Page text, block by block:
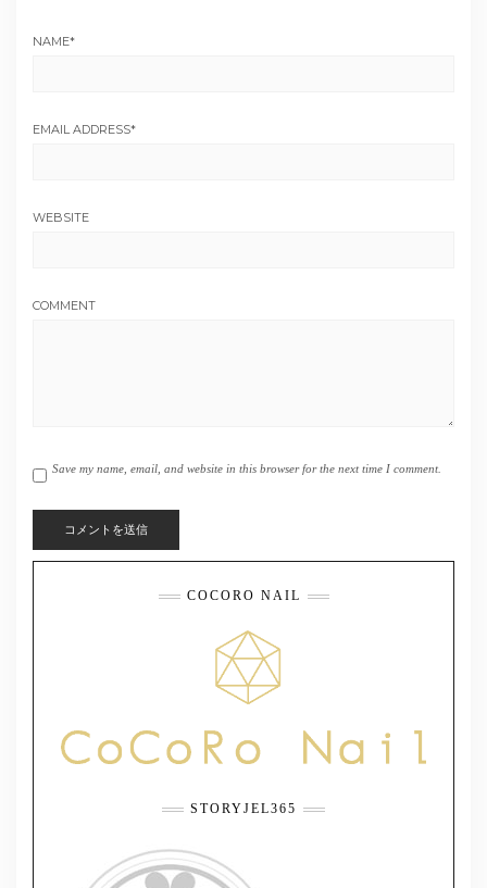
NAME*
EMAIL ADDRESS*
WEBSITE
COMMENT
Save my name, email, and website in this browser for the next time I comment.
COCORO NAIL
STORYJEL365